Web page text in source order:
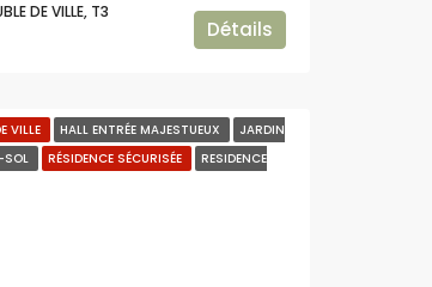
DE VILLE, T3
Détails
VILLE HALL ENTRÉE MAJESTUEUX
JARDIN
SOL RÉSIDENCE SÉCURISÉE
RESIDENCE